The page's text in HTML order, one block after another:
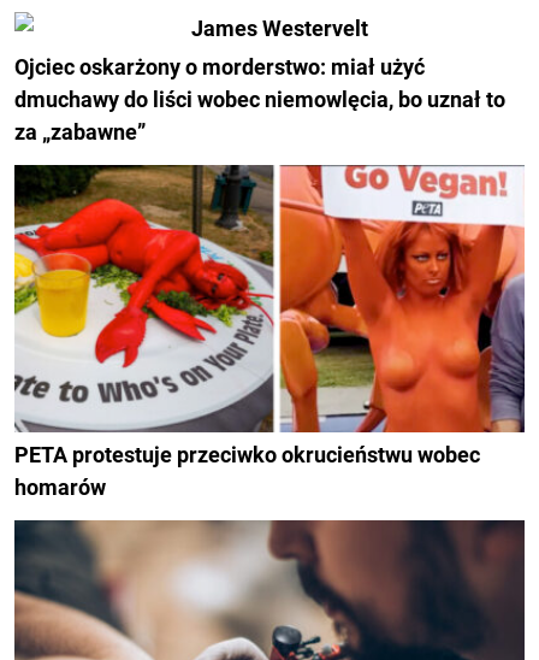
Ojciec oskarżony o morderstwo: miał użyć
dmuchawy do liści wobec niemowlęcia, bo uznał to
za „zabawne”
PETA protestuje przeciwko okrucieństwu wobec
homarów